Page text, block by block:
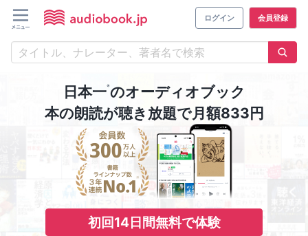
ログイン 会員登録
日本一※のオーディオブック
本の朗読が聴き放題で月額833円
初回14日間無料で体験